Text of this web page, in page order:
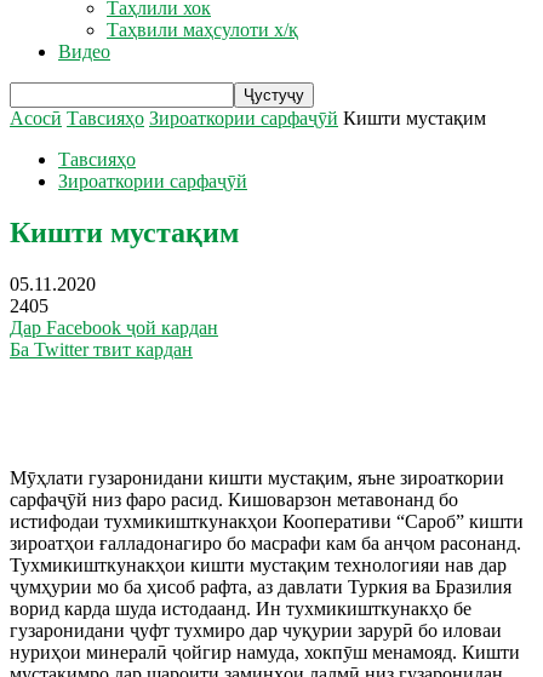
Таҳлили хок
Таҳвили маҳсулоти х/қ
Видео
Асосӣ Тавсияҳо Зироаткории сарфаҷӯй Кишти мустақим
Тавсияҳо
Зироаткории сарфаҷӯй
Кишти мустақим
05.11.2020
2405
Дар Facebook ҷой кардан
Ба Twitter твит кардан
Мӯҳлати гузаронидани кишти мустақим, яъне зироаткории
сарфаҷӯй низ фаро расид. Кишоварзон метавонанд бо
истифодаи тухмикишткунакҳои Кооперативи “Сароб” кишти
зироатҳои ғалладонагиро бо масрафи кам ба анҷом расонанд.
Тухмикишткунакҳои кишти мустақим технологияи нав дар
ҷумҳурии мо ба ҳисоб рафта, аз давлати Туркия ва Бразилия
ворид карда шуда истодаанд. Ин тухмикишткунакҳо бе
гузаронидани ҷуфт тухмиро дар чуқурии зарурӣ бо иловаи
нуриҳои минералӣ ҷойгир намуда, хокпӯш менамояд. Кишти